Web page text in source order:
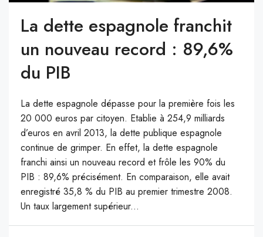
La dette espagnole franchit
un nouveau record : 89,6%
du PIB
La dette espagnole dépasse pour la première fois les
20 000 euros par citoyen. Etablie à 254,9 milliards
d’euros en avril 2013, la dette publique espagnole
continue de grimper. En effet, la dette espagnole
franchi ainsi un nouveau record et frôle les 90% du
PIB : 89,6% précisément. En comparaison, elle avait
enregistré 35,8 % du PIB au premier trimestre 2008.
Un taux largement supérieur...